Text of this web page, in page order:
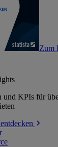
Zum
und KPIs für